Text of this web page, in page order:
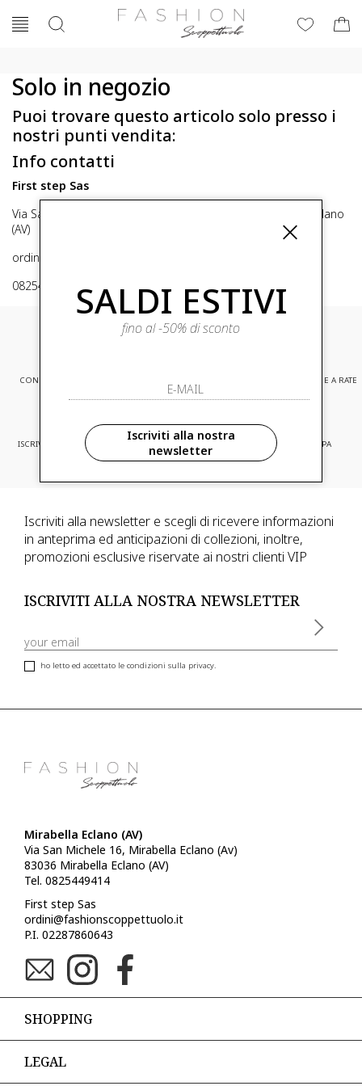
Solo in negozio
Puoi trovare questo articolo solo presso i
nostri punti vendita:
Info contatti
First step Sas
Via San Michele 16, Mirabella Eclano (Av) 83036 Mirabella Eclano
(AV)
ordini@fashionscoppettuolo.it
0825449414
CONSEGNA EXPRESS PAGAMENTI SICURI E A RATE
ISCRIVITI ED ACCEDI A PROMOZIONI
RISERVATE
CONSEGNA IN TUTTA EUROPA
Iscriviti alla newsletter e scegli di ricevere informazioni
in anteprima ed anticipazioni di collezioni, inoltre,
promozioni esclusive riservate ai nostri clienti VIP
ISCRIVITI ALLA NOSTRA NEWSLETTER
ho letto ed accettato le condizioni sulla privacy.
Mirabella Eclano (AV)
Via San Michele 16, Mirabella Eclano (Av)
83036 Mirabella Eclano (AV)
Tel. 0825449414
First step Sas
ordini@fashionscoppettuolo.it
P.I. 02287860643
SHOPPING
LEGAL
SALDI ESTIVI
fino al -50% di sconto
Iscriviti alla nostra
newsletter